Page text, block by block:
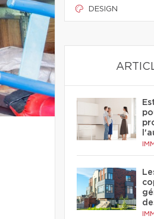
DESIGN